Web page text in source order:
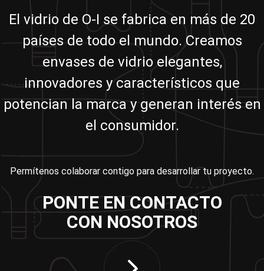
El vidrio de O-I se fabrica en más de 20
países de todo el mundo. Creamos
envases de vidrio elegantes,
innovadores y característicos que
potencian la marca y generan interés en
el consumidor.
Permítenos colaborar contigo para desarrollar tu proyecto.
PONTE EN CONTACTO
CON NOSOTROS